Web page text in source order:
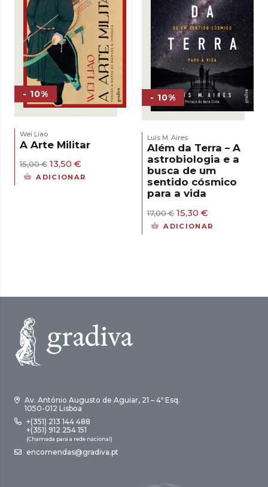
- 10%
Wei Liao
A Arte Militar
15,00€ O
preço
13,50 €
preço
ADICIONAR
- 10%
Luís M. Aires
Além da Terra – A
astrobiologia e a
busca de um
sentido cósmico
para a vida
17,00€ O
preço
original
15,30 €O
preço
atual
ADICIONAR
Av. António Augusto de Aguiar, 21 – 4º Esq.
1050-012 Lisboa
+(351) 213 144 488
+(351) 912 254 151
(Chamada para a rede nacional)
encomendas@gradiva.pt